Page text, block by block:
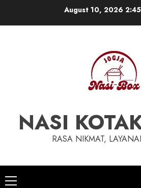
August 10, 2026
NASI
RASA NIKMAT,
Primary